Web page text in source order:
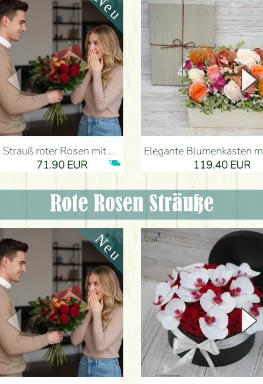
Strauß roter Rosen mit Anthurium - Blumenlieferung Budapest
71.90 EUR
Elegante Blumenkasten mit Orchidee (14 Stiele) -
119.40 EUR
Rote Rosen Sträuße